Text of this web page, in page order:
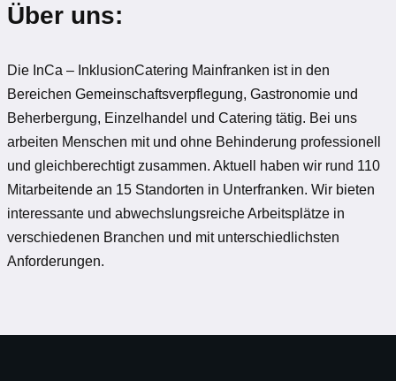
Über uns:
Die InCa – InklusionCatering Mainfranken ist in den
Bereichen Gemeinschaftsverpflegung, Gastronomie und
Beherbergung, Einzelhandel und Catering tätig. Bei uns
arbeiten Menschen mit und ohne Behinderung professionell
und gleichberechtigt zusammen. Aktuell haben wir rund 110
Mitarbeitende an 15 Standorten in Unterfranken. Wir bieten
interessante und abwechslungsreiche Arbeitsplätze in
verschiedenen Branchen und mit unterschiedlichsten
Anforderungen.